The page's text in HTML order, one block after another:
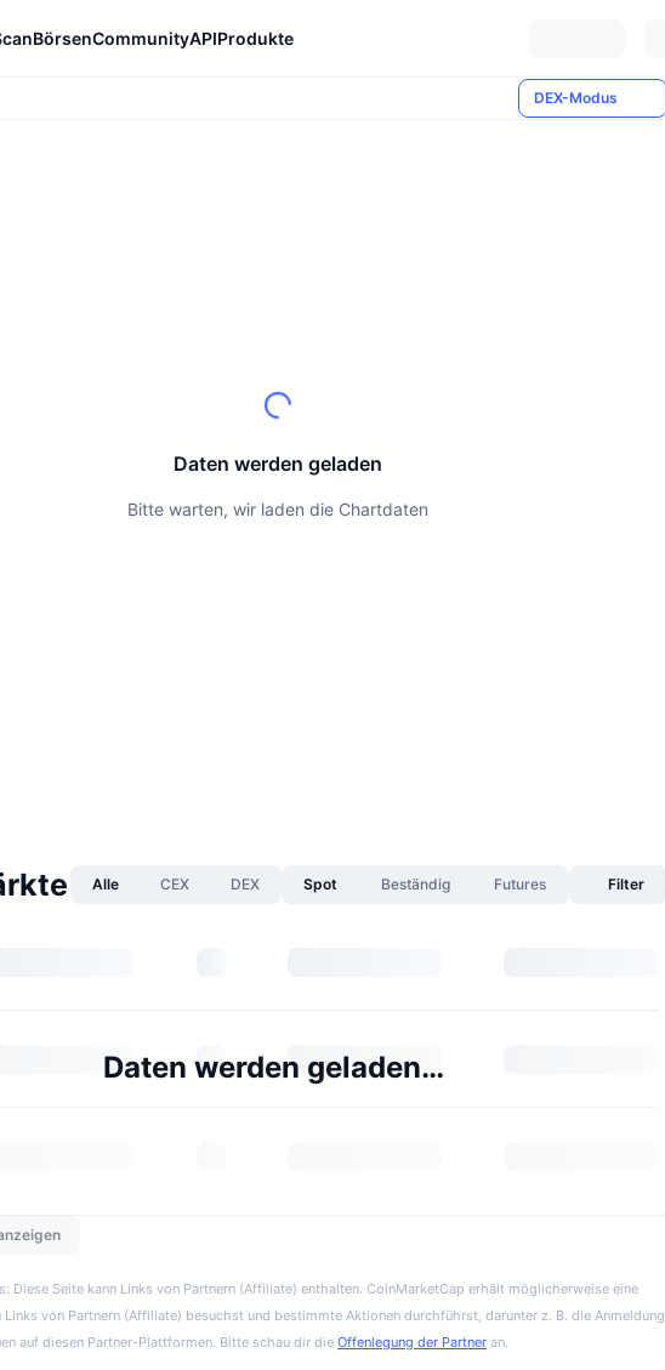
BörsenCommunityAPIProdukte
DEX-Modus
Daten werden geladen
Bitte warten, wir laden die Chartdaten
Alle CEX DEX Spot Beständig Futures Filter
Daten werden geladen…
Diese Seite kann Links von Partnern (Affiliate) enthalten. CoinMarketCap erhält möglicherweise eine
Links von Partnern (Affiliate) besuchst und bestimmte Aktionen durchführst, darunter z. B. die Anmeldung
auf diesen Partner-Plattformen. Bitte schau dir die Offenlegung der Partner an.